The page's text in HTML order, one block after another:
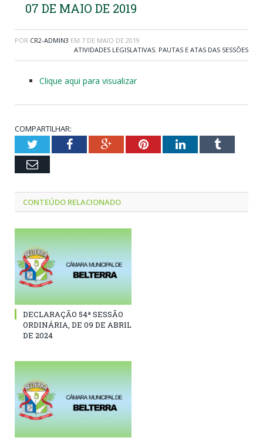
07 DE MAIO DE 2019
POR CR2-ADMIN3 EM 7 DE MAIO DE 2019
ATIVIDADES LEGISLATIVAS, PAUTAS E ATAS DAS SESSÕES
Clique aqui para visualizar
COMPARTILHAR:
TwitterFacebookGoogle+PinterestLinkedInTumblr
Email
CONTEÚDO RELACIONADO
DECLARAÇÃO 54ª SESSÃO
ORDINÁRIA, DE 09 DE ABRIL
DE 2024